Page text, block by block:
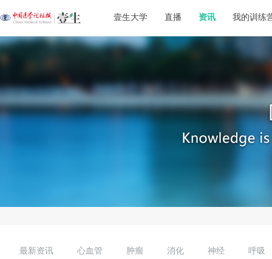
壹生大学 直播 资讯 我的训练
最新资讯 心血管 肿瘤 消化 神经 呼吸